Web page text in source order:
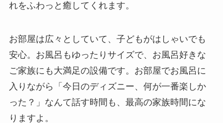
れをふわっと癒してくれます。
お部屋は広々としていて、子どもがはしゃいでも
安心。お風呂もゆったりサイズで、お風呂好きな
ご家族にも大満足の設備です。お部屋でお風呂に
入りながら「今日のディズニー、何が一番楽しか
った？」なんて話す時間も、最高の家族時間にな
りますよ。